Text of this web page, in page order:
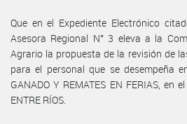
Que en el Expediente Electrónico
Asesora Regional N° 3 eleva a la
Agrario la propuesta de la revisión de
para el personal que se desempeña
GANADO Y REMATES EN FERIAS, en
ENTRE RÍOS.